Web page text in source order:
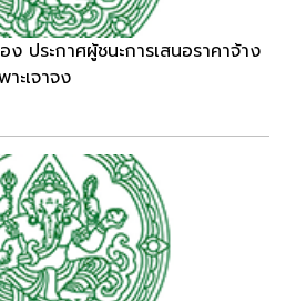
ง ประกาศผู้ชนะการเสนอราคาจ้าง
ะเจาจง